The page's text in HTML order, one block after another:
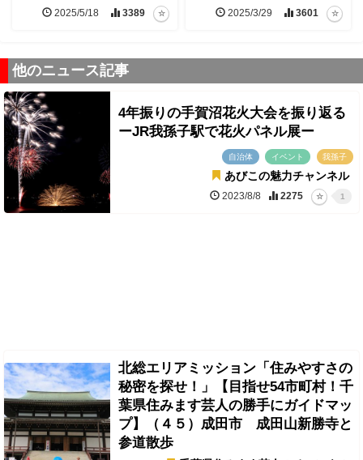
2025/5/18 3389 2025/3/29 3601
他のニュース記事
4年振りの手賀沼花火大会を振り返る
ーJR我孫子駅で花火パネル展ー
自治体 イベント 我孫子
あびこの魅力チャンネル
2023/8/8 2275 1
北総エリアミッション「住みやすさの
秘密を探せ！」【目指せ54市町村！千
葉県住みます芸人の勝手にガイドマッ
プ】（４５）成田市 成田山新勝寺と
参道散歩